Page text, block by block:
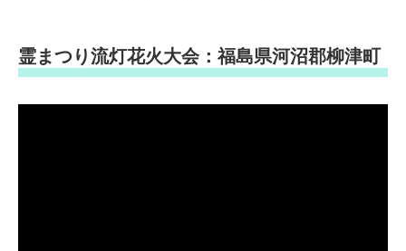
霊まつり流灯花火大会：福島県河沼郡柳津町